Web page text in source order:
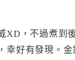
XD，不過煮到
幸好有發現。金